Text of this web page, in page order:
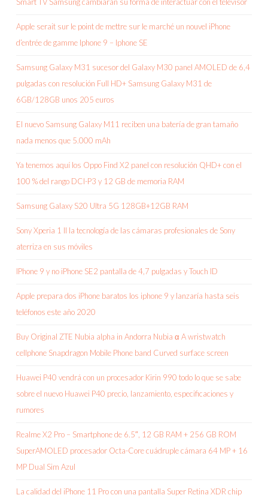
Apple serait sur le point de mettre sur le marché un nouvel iPhone
d’entrée de gamme Iphone 9 – Iphone SE
Samsung Galaxy M31 sucesor del Galaxy M30 panel AMOLED de 6,4
pulgadas con resolución Full HD+ Samsung Galaxy M31 de
6GB/128GB unos 205 euros
El nuevo Samsung Galaxy M11 reciben una batería de gran tamaño
nada menos que 5.000 mAh
Ya tenemos aquí los Oppo Find X2 panel con resolución QHD+ con el
100 % del rango DCI-P3 y 12 GB de memoria RAM
Samsung Galaxy S20 Ultra 5G 128GB+12GB RAM
Sony Xperia 1 II la tecnología de las cámaras profesionales de Sony
aterriza en sus móviles
IPhone 9 y no iPhone SE2 pantalla de 4,7 pulgadas y Touch ID
Apple prepara dos iPhone baratos los iphone 9 y lanzaría hasta seis
teléfonos este año 2020
Buy Original ZTE Nubia alpha in Andorra Nubia α A wristwatch
cellphone Snapdragon Mobile Phone band Curved surface screen
Huawei P40 vendrá con un procesador Kirin 990 todo lo que se sabe
sobre el nuevo Huawei P40 precio, lanzamiento, especificaciones y
rumores
Realme X2 Pro – Smartphone de 6.5″, 12 GB RAM + 256 GB ROM
SuperAMOLED procesador Octa-Core cuádruple cámara 64 MP + 16
MP Dual Sim Azul
La calidad del iPhone 11 Pro con una pantalla Super Retina XDR chip